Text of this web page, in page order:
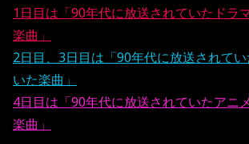
1日目は「90年代に放送されていたドラ
楽曲」
2日目、3日目は「90年代に放送されて
いた楽曲」
4日目は「90年代に放送されていたアニ
楽曲」